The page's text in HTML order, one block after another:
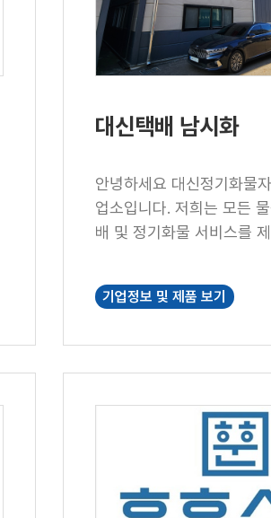
대신택배 남시화
안녕하세요 대신정기화물
업소입니다. 저희는 모든
배 및 정기화물 서비스를
기업정보 및 제품 보기